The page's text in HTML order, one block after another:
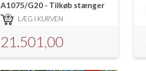
A1075/G20 - Tilkøb stænger
LÆG I KURVEN
21.501,00